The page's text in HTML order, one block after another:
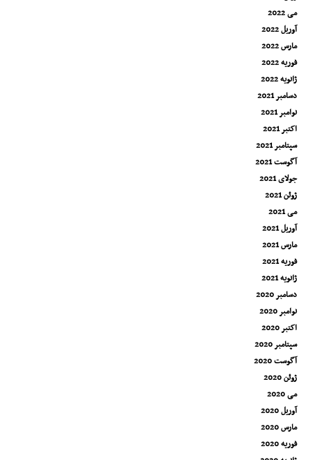
می 2022
آوریل 2022
مارس 2022
فوریه 2022
ژانویه 2022
دسامبر 2021
نوامبر 2021
اکتبر 2021
سپتامبر 2021
آگوست 2021
جولای 2021
ژوئن 2021
می 2021
آوریل 2021
مارس 2021
فوریه 2021
ژانویه 2021
دسامبر 2020
نوامبر 2020
اکتبر 2020
سپتامبر 2020
آگوست 2020
ژوئن 2020
می 2020
آوریل 2020
مارس 2020
فوریه 2020